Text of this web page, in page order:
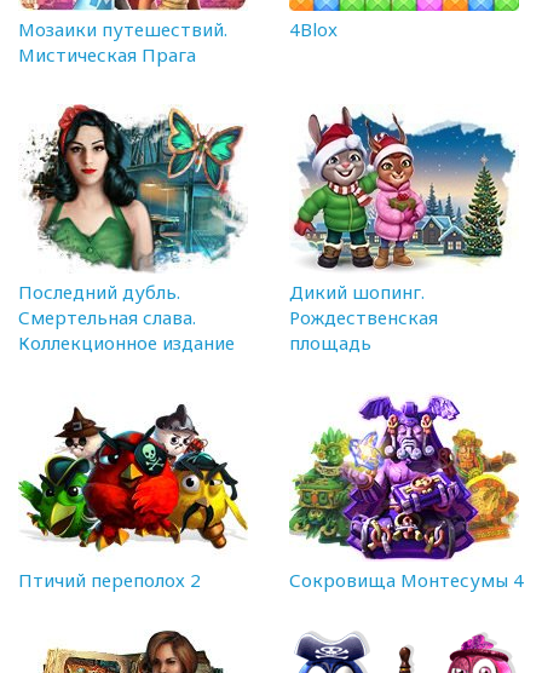
Мозаики путешествий.
Мистическая Прага
4Blox
Последний дубль.
Смертельная слава.
Коллекционное издание
Дикий шопинг.
Рождественская
площадь
Птичий переполох 2 Сокровища Монтесумы 4